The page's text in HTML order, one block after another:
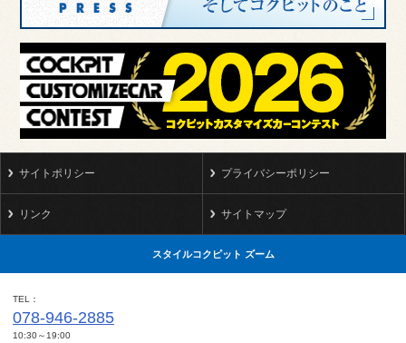
サイトポリシー プライバシーポリシー
リンク サイトマップ
スタイルコクピット ズーム
TEL
078-946-2885
10:30～19:00